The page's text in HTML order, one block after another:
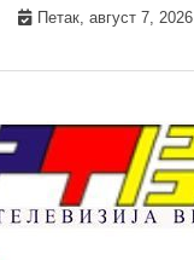
Петак, август 7, 2026